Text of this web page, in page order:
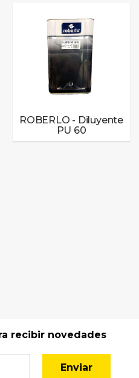
ROBERLO - Diluyente
PU 60
recibir novedades
Enviar